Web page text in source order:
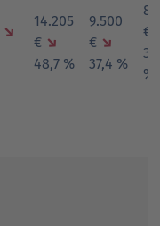
↘
14.205
€ ↘
48,7 %
9.500
€ ↘
37,4 %
€
%